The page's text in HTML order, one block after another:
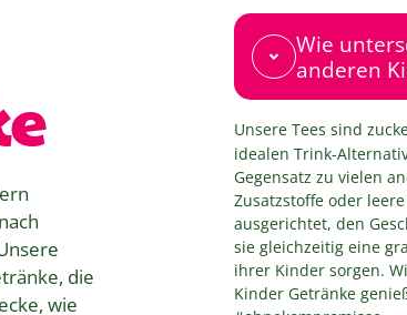
die
wie
Wie
anderen
Unsere Tees sind
idealen Trink-
Gegensatz zu vielen
Zusatzstoffe oder
ausgerichtet, den
sie gleichzeitig eine
ihrer Kinder sorgen.
Kinder Getränke